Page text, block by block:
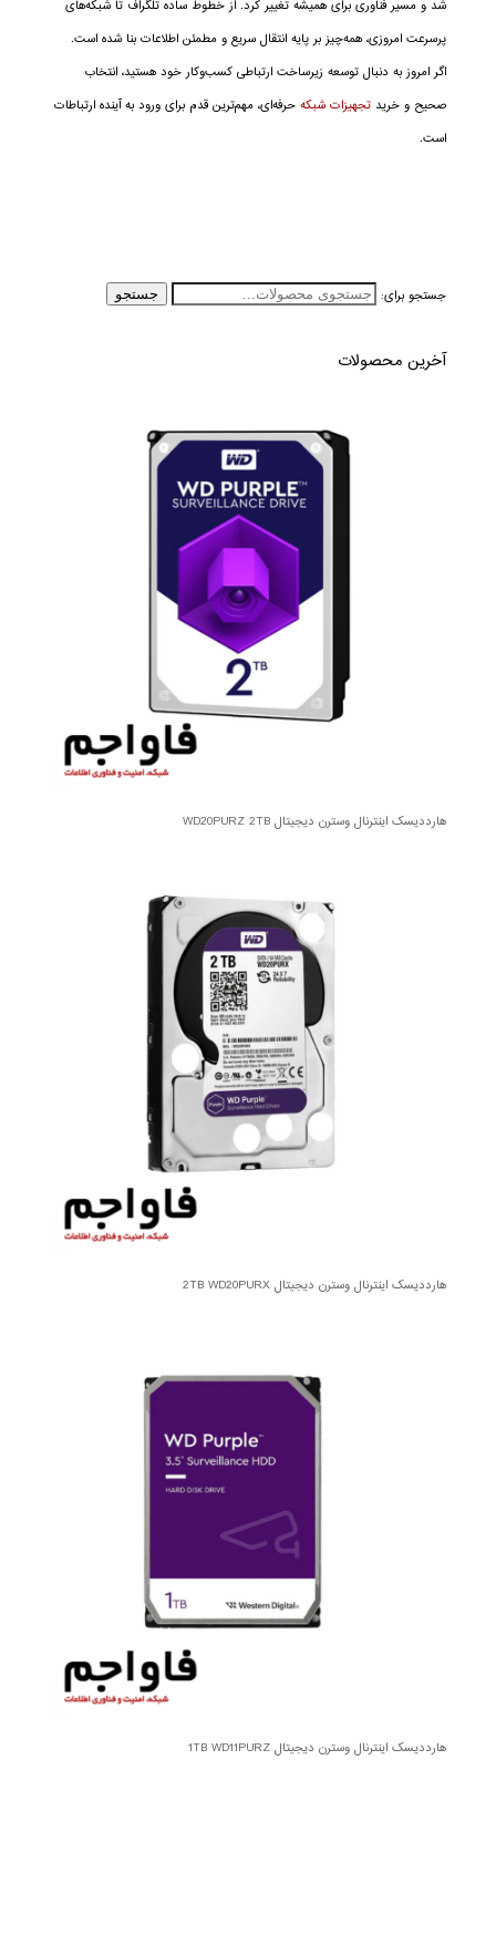
شد و مسیر فناوری برای همیشه تغییر کرد. از خطوط ساده تلگراف تا شبکه‌های
پرسرعت امروزی، همه‌چیز بر پایه انتقال سریع و مطمئن اطلاعات بنا شده است.
اگر امروز به دنبال توسعه زیرساخت ارتباطی کسب‌وکار خود هستید، انتخاب
صحیح و خرید تجهیزات شبکهحرفه‌ای، مهم‌ترین قدم برای ورود به آینده ارتباطات
است.
جستجو برای: جستجو
آخرین محصولات
هارددیسک اینترنال وسترن دیجیتال WD20PURZ 2TB
هارددیسک اینترنال وسترن دیجیتال 2TB WD20PURX
هارددیسک اینترنال وسترن دیجیتال 1TB WD11PURZ